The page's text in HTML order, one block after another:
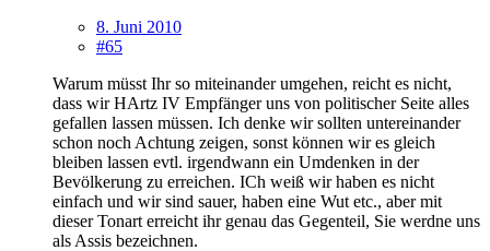
8. Juni 2010
#65
Warum müsst Ihr so miteinander umgehen, reicht es nicht,
dass wir HArtz IV Empfänger uns von politischer Seite alles
gefallen lassen müssen. Ich denke wir sollten untereinander
schon noch Achtung zeigen, sonst können wir es gleich
bleiben lassen evtl. irgendwann ein Umdenken in der
Bevölkerung zu erreichen. ICh weiß wir haben es nicht
einfach und wir sind sauer, haben eine Wut etc., aber mit
dieser Tonart erreicht ihr genau das Gegenteil, Sie werdne uns
als Assis bezeichnen.